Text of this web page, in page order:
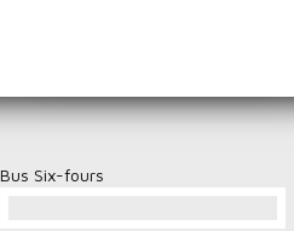
Bus Six-fours